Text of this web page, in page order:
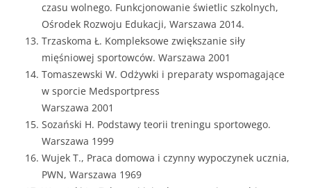
czasu wolnego. Funkcjonowanie świetlic szkolnych,
Ośrodek Rozwoju Edukacji, Warszawa 2014.
Trzaskoma Ł. Kompleksowe zwiększanie siły
mięśniowej sportowców. Warszawa 2001
Tomaszewski W. Odżywki i preparaty wspomagające
w sporcie Medsportpress
Warszawa 2001
Sozański H. Podstawy teorii treningu sportowego.
Warszawa 1999
Wujek T., Praca domowa i czynny wypoczynek ucznia,
PWN, Warszawa 1969